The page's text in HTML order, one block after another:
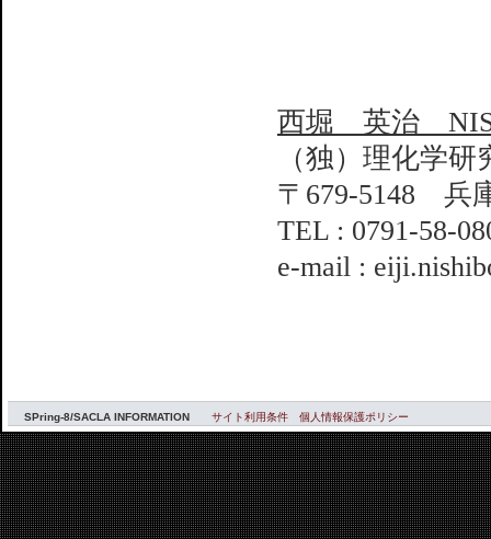
西堀 英治
（独）理化学
〒679-5148 兵
TEL : 0791-58-
e-mail :
SPring-8/SACLA INFORMATION サイト利用条件 個人情報保護ポリシー